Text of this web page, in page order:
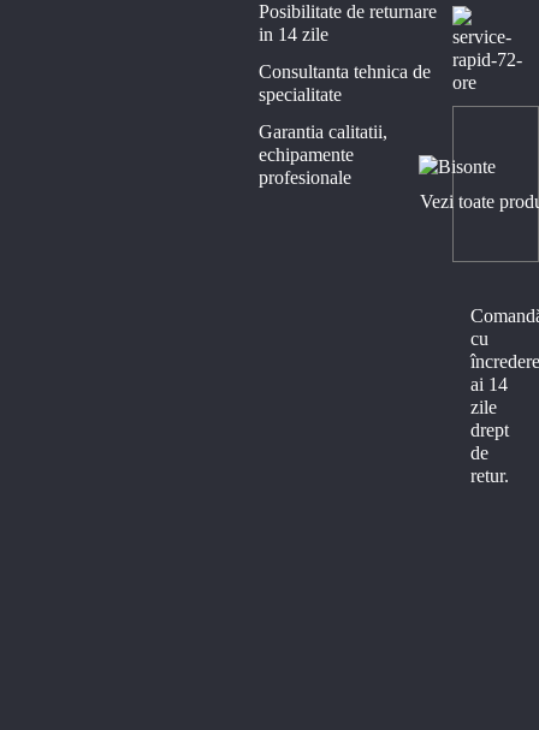
Posibilitate de returnare
in 14 zile
Consultanta tehnica de
specialitate
Garantia calitatii,
echipamente
profesionale
Vezi toate
cu
ai 14
zile
drept
de
retur.